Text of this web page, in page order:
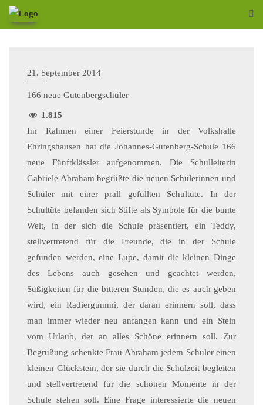
21. September 2014
166 neue Gutenbergschüler
1.815
Im Rahmen einer Feierstunde in der Volkshalle
Ehringshausen hat die Johannes-Gutenberg-Schule 166
neue Fünftklässler aufgenommen. Die Schulleiterin
Gabriele Abraham begrüßte die neuen Schülerinnen und
Schüler mit einer prall gefüllten Schultüte. In der
Schultüte befanden sich Stifte als Symbole für die bunte
Welt, in der sich die Schule präsentiert, ein Teddy,
stellvertretend für die Freunde, die in der Schule
gefunden werden, eine Lupe, damit die kleinen Dinge
des Lebens auch gesehen und geachtet werden,
Süßigkeiten für die bitteren Stunden, die es auch geben
wird, ein Radiergummi, der daran erinnern soll, dass
man immer wieder neu anfangen kann und ein Stein
vom Urlaub, der an alles Schöne erinnern soll. Zur
Begrüßung schenkte Frau Abraham jedem Schüler einen
kleinen Glückstein, der sie durch die Schulzeit begleiten
und stellvertretend für die schönen Momente in der
Schule stehen soll. Eine Frage interessierte die neuen